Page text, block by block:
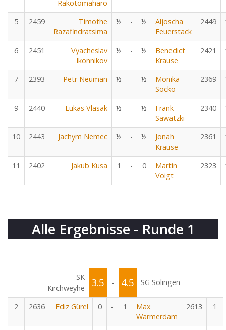
Rakotomaharo
5 2459
Timothe
Razafindratsima
½ - ½
Aljoscha
Feuerstack
2449
6 2451
Vyacheslav
Ikonnikov
½ - ½
Benedict
Krause
2421
7 2393 Petr Neuman ½ - ½
Monika
Socko
2369
9 2440 Lukas Vlasak ½ - ½
Frank
Sawatzki
2340
10 2443 Jachym Nemec ½ - ½
Jonah
Krause
2361
11 2402 Jakub Kusa 1 - 0
Martin
Voigt
2323
Alle Ergebnisse - Runde 1
SK
Kirchweyhe
3.5 - 4.5 SG Solingen
2 2636 Ediz Gürel 0 - 1
Max
Warmerdam
2613 1